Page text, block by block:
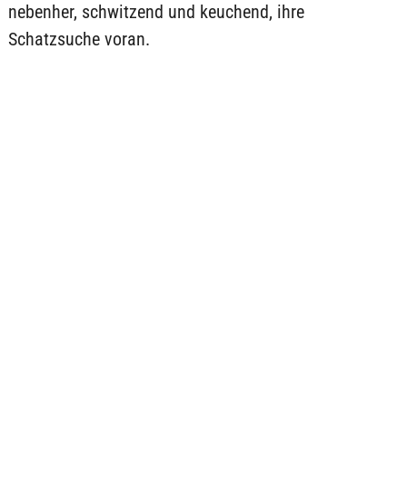
nebenher, schwitzend und keuchend, ihre
Schatzsuche voran.